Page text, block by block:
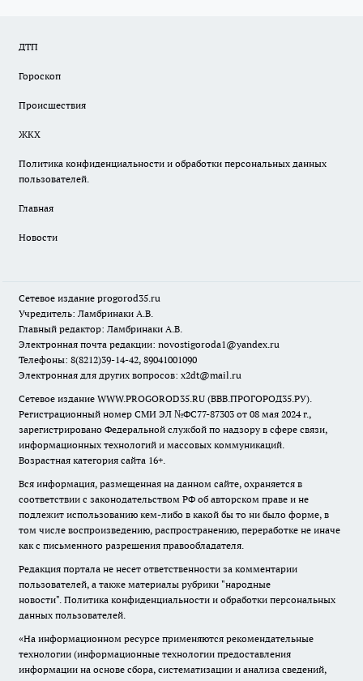
ДТП
Гороскоп
Происшествия
ЖКХ
Политика конфиденциальности и обработки персональных данных
пользователей.
Главная
Новости
Сетевое издание progorod35.ru
Учредитель: Ламбринаки А.В.
Главный редактор: Ламбринаки А.В.
Электронная почта редакции: novostigoroda1@yandex.ru
Телефоны: 8(8212)39-14-42, 89041001090
Электронная для других вопросов: x2dt@mail.ru
Сетевое издание WWW.PROGOROD35.RU (ВВВ.ПРОГОРОД35.РУ).
Регистрационный номер СМИ ЭЛ №ФС77-87303 от 08 мая 2024 г.,
зарегистрировано Федеральной службой по надзору в сфере связи,
информационных технологий и массовых коммуникаций.
Возрастная категория сайта 16+.
Вся информация, размещенная на данном сайте, охраняется в
соответствии с законодательством РФ об авторском праве и не
подлежит использованию кем-либо в какой бы то ни было форме, в
том числе воспроизведению, распространению, переработке не иначе
как с письменного разрешения правообладателя.
Редакция портала не несет ответственности за комментарии
пользователей, а также материалы рубрики "народные
новости". Политика конфиденциальности и обработки персональных
данных пользователей.
«На информационном ресурсе применяются рекомендательные
технологии (информационные технологии предоставления
информации на основе сбора, систематизации и анализа сведений,